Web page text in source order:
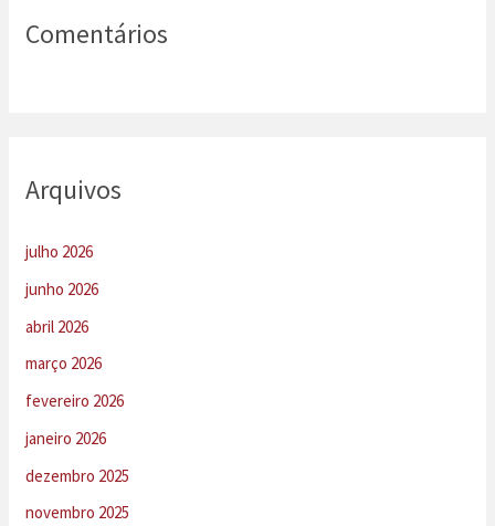
Comentários
Arquivos
julho 2026
junho 2026
abril 2026
março 2026
fevereiro 2026
janeiro 2026
dezembro 2025
novembro 2025